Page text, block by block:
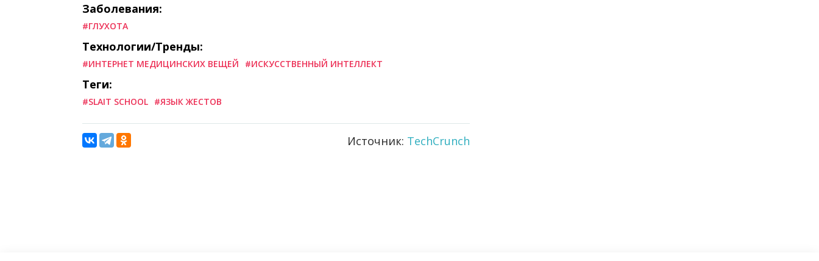
Заболевания:
#ГЛУХОТА
Технологии/Тренды:
#ИНТЕРНЕТ МЕДИЦИНСКИХ ВЕЩЕЙ #ИСКУССТВЕННЫЙ ИНТЕЛЛЕКТ
Теги:
#SLAIT SCHOOL #ЯЗЫК ЖЕСТОВ
Источник: TechCrunch